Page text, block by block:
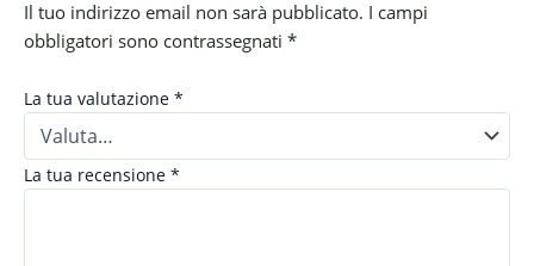
Il tuo indirizzo email non sarà pubblicato. I campi
obbligatori sono contrassegnati *
La tua valutazione *
La tua recensione *